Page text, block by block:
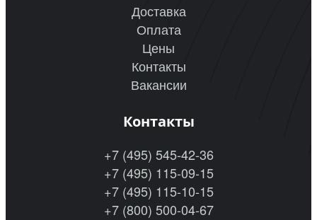
Доставка
Оплата
Цены
Контакты
Вакансии
Контакты
+7 (495) 545-42-36
+7 (495) 115-09-15
+7 (495) 115-10-15
+7 (800) 500-04-67